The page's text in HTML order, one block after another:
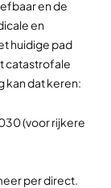
en de
en
huidige pad
catastrofale
kan dat keren:
(voor rijkere
per direct.